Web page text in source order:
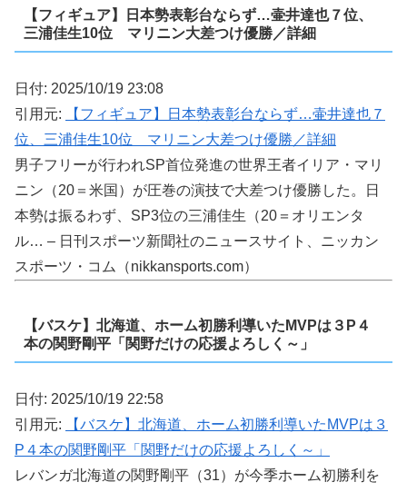
【フィギュア】日本勢表彰台ならず…壷井達也７位、
三浦佳生10位 マリニン大差つけ優勝／詳細
日付: 2025/10/19 23:08
引用元:
【フィギュア】日本勢表彰台ならず…壷井達也７
位、三浦佳生10位 マリニン大差つけ優勝／詳細
男子フリーが行われSP首位発進の世界王者イリア・マリ
ニン（20＝米国）が圧巻の演技で大差つけ優勝した。日
本勢は振るわず、SP3位の三浦佳生（20＝オリエンタ
ル… – 日刊スポーツ新聞社のニュースサイト、ニッカン
スポーツ・コム（nikkansports.com）
【バスケ】北海道、ホーム初勝利導いたMVPは３P４
本の関野剛平「関野だけの応援よろしく～」
日付: 2025/10/19 22:58
引用元:
【バスケ】北海道、ホーム初勝利導いたMVPは３
P４本の関野剛平「関野だけの応援よろしく～」
レバンガ北海道の関野剛平（31）が今季ホーム初勝利を